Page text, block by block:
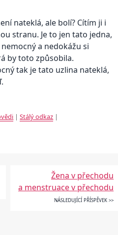
nateklá, ale bolí? Cítím ji i
stranu. Je to jen tato jedna,
a nedokážu si
by toto způsobila.
tak je tato uzlina nateklá,
|Stálý odkaz |
Žena v přechodu
a menstruace v přechodu
NÁSLEDUJÍCÍ PŘÍSPĚVEK >>